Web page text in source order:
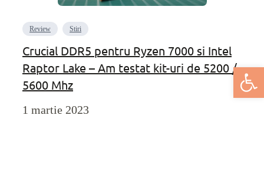
Deschide
Review Stiri
Crucial DDR5 pentru Ryzen 7000 si Intel
Raptor Lake – Am testat kit-uri de 5200 /
5600 Mhz
1 martie 2023